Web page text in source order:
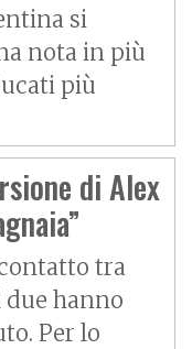
si
nota in più
più
di Alex
tra
due hanno
Per lo